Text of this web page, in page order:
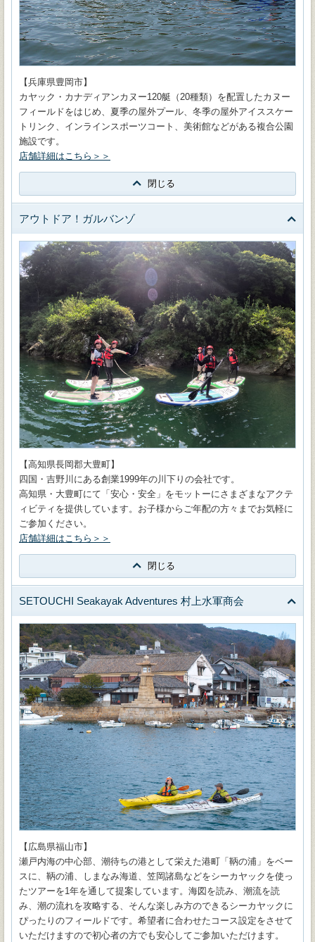
【兵庫県豊岡市】
カヤック・カナディアンカヌー120艇（20種類）を配置したカヌー
フィールドをはじめ、夏季の屋外プール、冬季の屋外アイススケー
トリンク、インラインスポーツコート、美術館などがある複合公園
施設です。
店舗詳細はこちら＞＞
閉じる
アウトドア！ガルバンゾ
【高知県長岡郡大豊町】
四国・吉野川にある創業1999年の川下りの会社です。
高知県・大豊町にて「安心・安全」をモットーにさまざまなアクテ
ィビティを提供しています。お子様からご年配の方々までお気軽に
ご参加ください。
店舗詳細はこちら＞＞
閉じる
SETOUCHI Seakayak Adventures 村上水軍商会
【広島県福山市】
瀬戸内海の中心部、潮待ちの港として栄えた港町「鞆の浦」をベー
スに、鞆の浦、しまなみ海道、笠岡諸島などをシーカヤックを使っ
たツアーを1年を通して提案しています。海図を読み、潮流を読
み、潮の流れを攻略する、そんな楽しみ方のできるシーカヤックに
ぴったりのフィールドです。希望者に合わせたコース設定をさせて
いただけますので初心者の方でも安心してご参加いただけます。